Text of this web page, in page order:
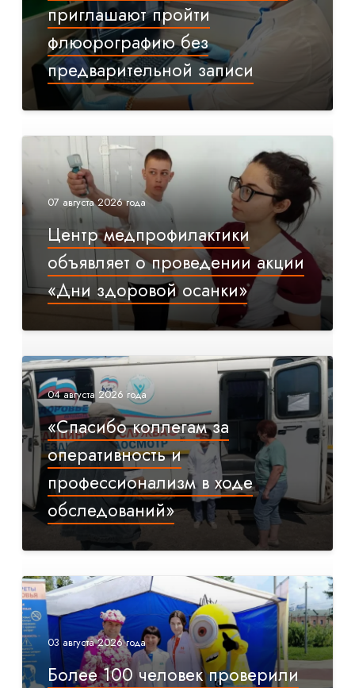
приглашают пройти
флюорографию без
предварительной записи
07 августа 2026 года
Центр медпрофилактики
объявляет о проведении акции
«Дни здоровой осанки»
04 августа 2026 года
«Спасибо коллегам за
оперативность и
профессионализм в ходе
обследований»
03 августа 2026 года
Более 100 человек проверили